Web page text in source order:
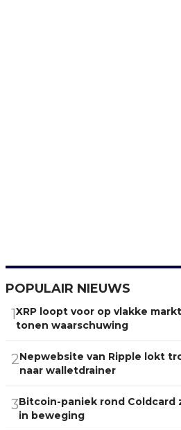
POPULAIR NIEUWS
1XRP loopt voor op vlakke
tonen waarschuwing
2Nepwebsite van Ripple lokt
naar walletdrainer
3Bitcoin-paniek rond Coldcard
in beweging